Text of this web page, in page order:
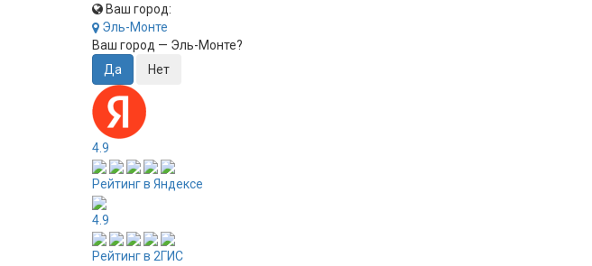
Ваш город:
Эль-Монте
Ваш город — Эль-Монте?
4.9
Рейтинг в Яндексе
4.9
Рейтинг в 2ГИС